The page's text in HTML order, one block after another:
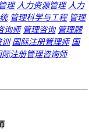
理 人力资源管理 人力
管理科学与工程 管理
询师 管理咨询 管理顾
训 国际注册管理师 国
注册管理咨询师